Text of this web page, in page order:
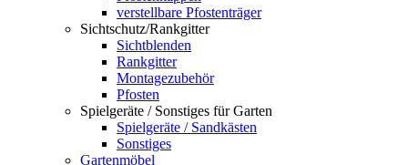
verstellbare Pfostenträger
Sichtschutz/Rankgitter
Sichtblenden
Rankgitter
Montagezubehör
Pfosten
Spielgeräte / Sonstiges für Garten
Spielgeräte / Sandkästen
Sonstiges
Gartenmöbel